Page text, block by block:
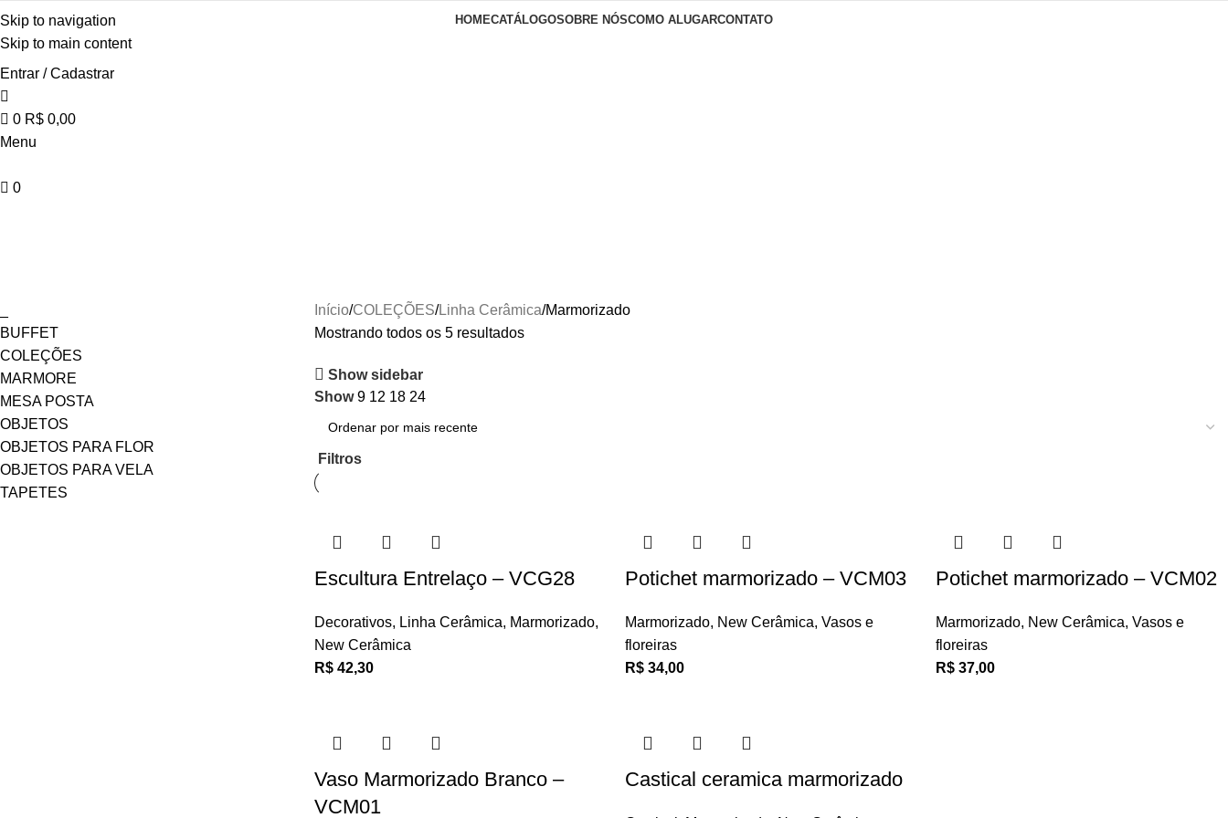
Skip to navigation
Skip to main content
HOMECATÁLOGOSOBRE NÓSCOMO ALUGARCONTATO
Entrar / Cadastrar
0 R$ 0,00
Menu
0
BUFFET
COLEÇÕES
MARMORE
MESA POSTA
OBJETOS
OBJETOS PARA FLOR
OBJETOS PARA VELA
TAPETES
Início COLEÇÕES Linha Cerâmica Marmorizado
Mostrando todos os 5 resultados
Show sidebar
Show9 12 18 24
Filtros
Escultura Entrelaço – VCG28
Decorativos, Linha Cerâmica, Marmorizado,
New Cerâmica
R$42,30
Potichet marmorizado – VCM03
Marmorizado, New Cerâmica, Vasos e
floreiras
R$34,00
Potichet marmorizado – VCM02
Marmorizado, New Cerâmica, Vasos e
floreiras
R$37,00
Vaso Marmorizado Branco –
VCM01
Castical ceramica marmorizado